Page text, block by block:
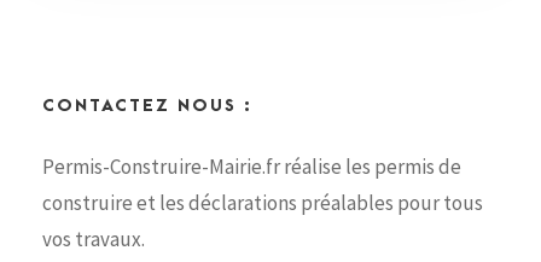
CONTACTEZ NOUS :
Permis-Construire-Mairie.fr réalise les permis de
construire et les déclarations préalables pour tous
vos travaux.